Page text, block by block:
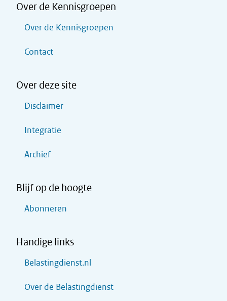
Over de Kennisgroepen
Over de Kennisgroepen
Contact
Over deze site
Disclaimer
Integratie
Archief
Blijf op de hoogte
Abonneren
Handige links
Belastingdienst.nl
Over de Belastingdienst